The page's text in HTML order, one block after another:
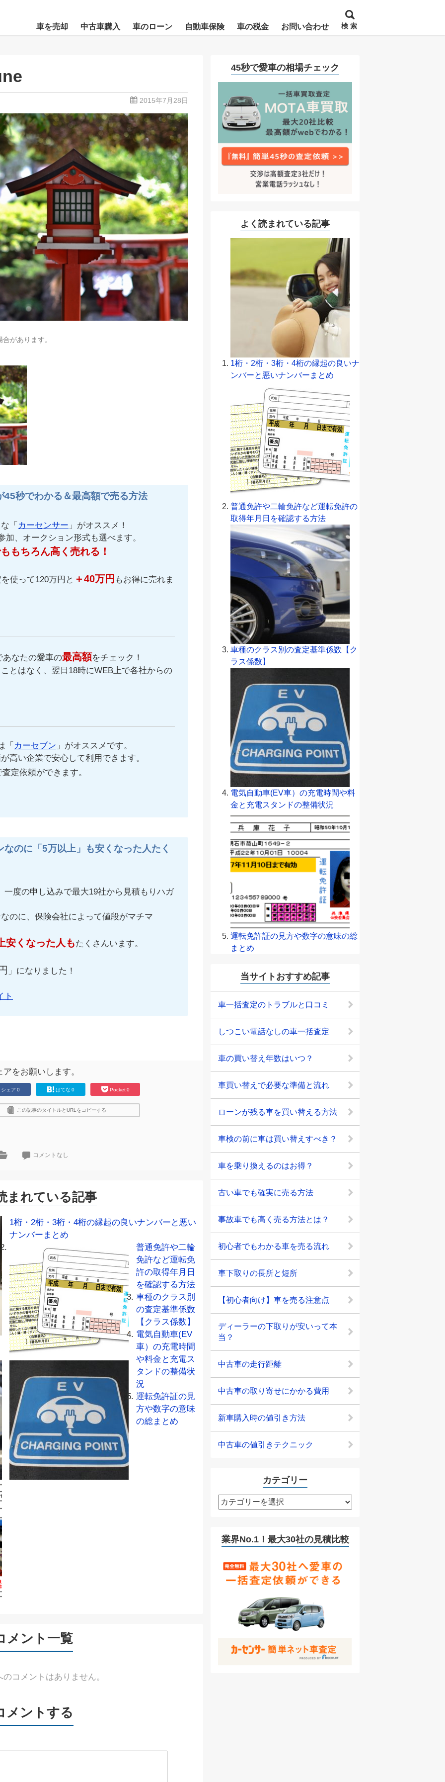
車を売却 中古車購入 車のローン 自動車保険 車の税金 お問い合わせ 検 索
2015年7月28日
があります。
45秒でわかる＆最高額で売る方法
「 カーセンサー 」がオススメ！
、オークション形式も選べます。
もちろん高く売れる！
使って120万円と ＋40万円 もお得に売れま
あなたの愛車の最高額をチェック！
とはなく、翌日18時にWEB上で各社からの
「 カーセブン 」がオススメです。
高い企業で安心して利用できます。
査定依頼ができます。
のに「5万以上」も安くなった人たく
一度の申し込みで最大19社から見積もりハガ
のに、保険会社によって値段がマチマ
安くなった人もたくさんいます。
」になりました！
ト
アをお願いします。
シェア 0 はてな 0 Pocket 0
この記事のタイトルとURLをコピーする
コメントなし
まれている記事
1桁・2桁・3桁・4桁の縁起の良いナンバーと悪い
ナンバーまとめ
普通免許や二輪
免許など運転免
許の取得年月日
を確認する方法
車種のクラス別
の査定基準係数
【クラス係数】
電気自動車(EV
車）の充電時間
や料金と充電ス
タンドの整備状
況
運転免許証の見
方や数字の意味
の総まとめ
メント一覧
コメントはありません。
メントする
45秒で愛車の相場チェック
よく読まれている記事
1桁・2桁・3桁・4桁の縁起の良いナ
ンバーと悪いナンバーまとめ
普通免許や二輪免許など運転免許の
取得年月日を確認する方法
車種のクラス別の査定基準係数【ク
ラス係数】
電気自動車(EV車）の充電時間や料
金と充電スタンドの整備状況
運転免許証の見方や数字の意味の総
まとめ
当サイトおすすめ記事
車一括査定のトラブルと口コミ
しつこい電話なしの車一括査定
車の買い替え年数はいつ？
車買い替えで必要な準備と流れ
ローンが残る車を買い替える方法
車検の前に車は買い替えすべき？
車を乗り換えるのはお得？
古い車でも確実に売る方法
事故車でも高く売る方法とは？
初心者でもわかる車を売る流れ
車下取りの長所と短所
【初心者向け】車を売る注意点
ディーラーの下取りが安いって本
当？
中古車の走行距離
中古車の取り寄せにかかる費用
新車購入時の値引き方法
中古車の値引きテクニック
カテゴリー
カ
テ
リ
ー
業界No.1！最大30社の見積比較